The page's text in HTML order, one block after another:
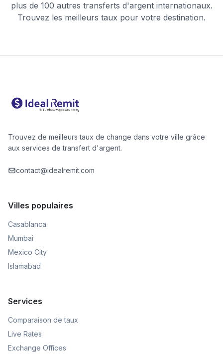
plus de 100 autres transferts d'argent internationaux.
Trouvez les meilleurs taux pour votre destination.
Trouvez de meilleurs taux de change dans votre ville grâce
aux services de transfert d'argent.
contact@idealremit.com
Villes populaires
Casablanca
Mumbai
Mexico City
Islamabad
Services
Comparaison de taux
Live Rates
Exchange Offices